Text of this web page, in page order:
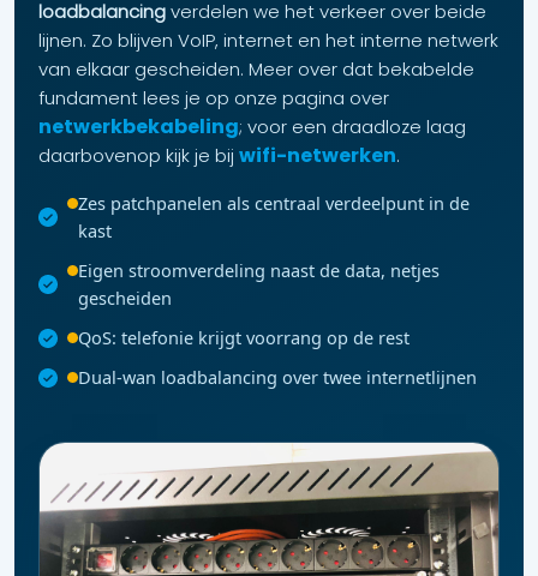
loadbalancingverdelen we het verkeer over beide
lijnen. Zo blijven VoIP, internet en het interne netwerk
van elkaar gescheiden. Meer over dat bekabelde
fundament lees je op onze pagina over
netwerkbekabeling; voor een draadloze laag
daarbovenop kijk je bij wifi-netwerken.
Zes patchpanelen als centraal verdeelpunt in de
kast
Eigen stroomverdeling naast de data, netjes
gescheiden
QoS: telefonie krijgt voorrang op de rest
Dual-wan loadbalancing over twee internetlijnen